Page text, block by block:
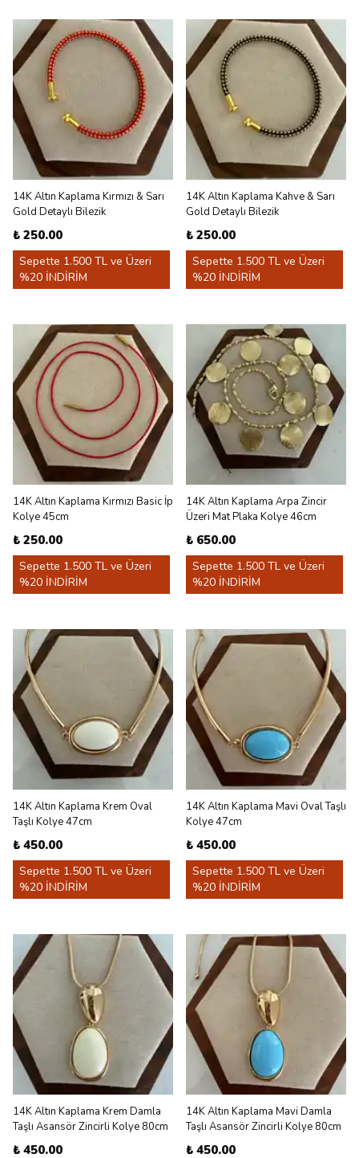
14K Altın Kaplama Kırmızı & Sarı
Gold Detaylı Bilezik
₺ 250.00
Sepette 1.500 TL ve Üzeri
%20 İNDİRİM
14K Altın Kaplama Kahve & Sarı
Gold Detaylı Bilezik
₺ 250.00
Sepette 1.500 TL ve Üzeri
%20 İNDİRİM
14K Altın Kaplama Kırmızı Basic İp
Kolye 45cm
₺ 250.00
Sepette 1.500 TL ve Üzeri
%20 İNDİRİM
14K Altın Kaplama Arpa Zincir
Üzeri Mat Plaka Kolye 46cm
₺ 650.00
Sepette 1.500 TL ve Üzeri
%20 İNDİRİM
14K Altın Kaplama Krem Oval
Taşlı Kolye 47cm
₺ 450.00
Sepette 1.500 TL ve Üzeri
%20 İNDİRİM
14K Altın Kaplama Mavi Oval Taşlı
Kolye 47cm
₺ 450.00
Sepette 1.500 TL ve Üzeri
%20 İNDİRİM
14K Altın Kaplama Krem Damla
Taşlı Asansör Zincirli Kolye 80cm
₺ 450.00
14K Altın Kaplama Mavi Damla
Taşlı Asansör Zincirli Kolye 80cm
₺ 450.00